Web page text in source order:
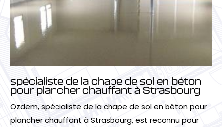
spécialiste de la chape de sol en béton
pour plancher chauffant à Strasbourg
Ozdem, spécialiste de la chape de sol en béton pour
plancher chauffant à Strasbourg, est reconnu pour